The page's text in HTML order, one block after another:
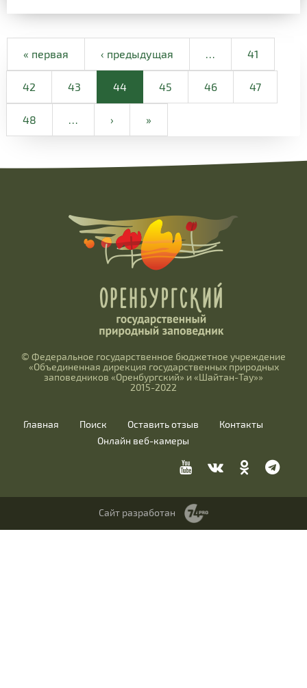
« первая ‹ предыдущая … 41
42 43 44 45 46 47
48 … › »
© Федеральное государственное бюджетное учреждение
«Объединенная дирекция государственных природных
заповедников «Оренбургский» и «Шайтан-Тау»»
2015-2022
Главная Поиск Оставить отзыв
Контакты
Онлайн веб-камеры
Сайт разработан